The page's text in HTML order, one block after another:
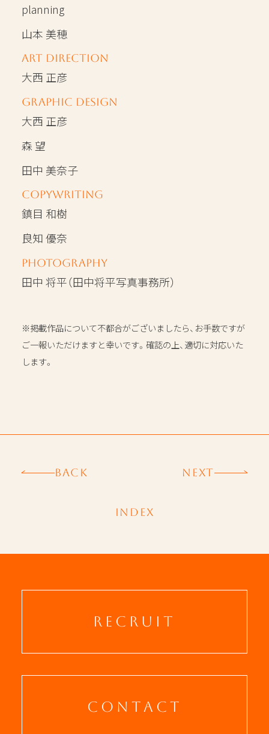
planning
山本 美穂
Art Direction
大西 正彦
Graphic Design
大西 正彦
森 望
田中 美奈子
Copywriting
鎮目 和樹
良知 優奈
Photography
田中 将平（田中将平写真事務所）
※掲載作品について不都合がございましたら、お手数ですが
ご一報いただけますと幸いです。確認の上、適切に対応いた
します。
BACK NEXT
INDEX
RECRUIT
CONTACT